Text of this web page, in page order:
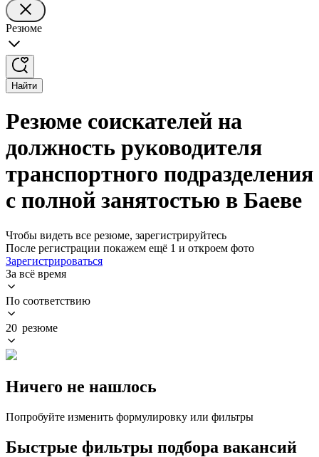
Резюме
Найти
Резюме соискателей на
должность руководителя
транспортного подразделения
с полной занятостью в Баеве
Чтобы видеть все резюме, зарегистрируйтесь
После регистрации покажем ещё 1 и откроем фото
Зарегистрироваться
За всё время
По соответствию
20 резюме
Ничего не нашлось
Попробуйте изменить формулировку или фильтры
Быстрые фильтры подбора вакансий